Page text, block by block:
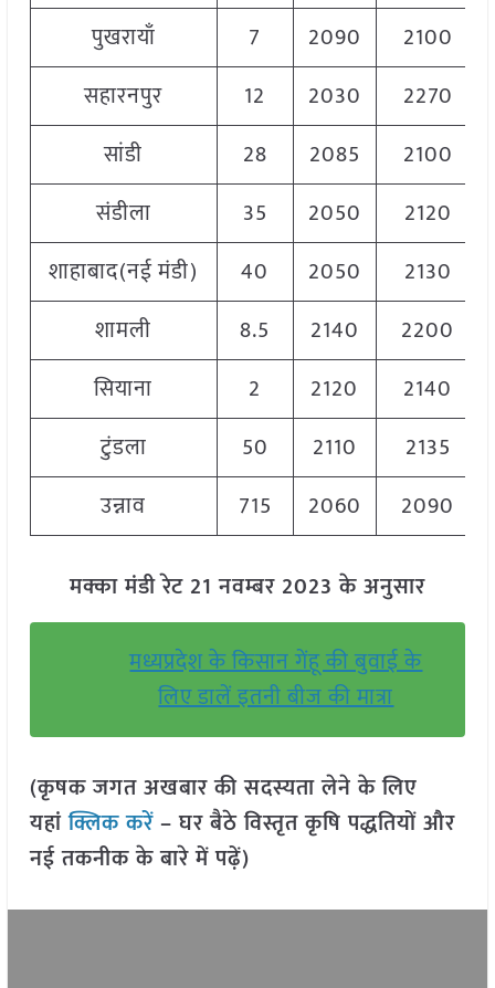
पुखरायाँ
7 2090 2100
सहारनपुर
12 2030 2270
सांडी
28 2085 2100
संडीला
35 2050 2120
शाहाबाद(नई मंडी)
40 2050 2130
शामली
8.5 2140 2200
सियाना
2 2120 2140
टुंडला
50 2110
2135
उन्नाव
715 2060 2090
मक्का मंडी रेट 21 नवम्बर 2023 के अनुसार
मध्यप्रदेश के किसान गेंहू की बुवाई के
लिए डालें इतनी बीज की मात्रा
(कृषक जगत अखबार की सदस्यता लेने के लिए
यहांक्लिक करें– घर बैठे विस्तृत कृषि पद्धतियों और
नई तकनीक के बारे में पढ़ें)